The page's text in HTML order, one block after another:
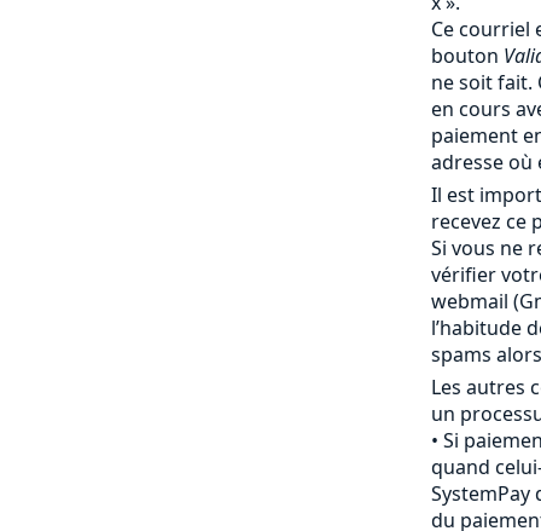
Ce courriel
bouton
ne soit fait.
en cours
paiement
adresse où
Il est
recevez ce
Si vous ne
vérifier
webmail
l’habitude
spams
Les autres
un
Si
quand
SystemPay
du